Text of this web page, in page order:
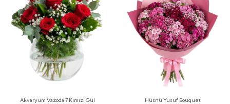
Akvaryum Vazoda 7 Kımızı Gül Hüsnü Yusuf Bouquet